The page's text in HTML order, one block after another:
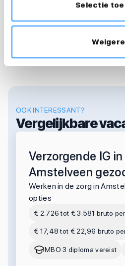
Selectie
OOK INTERESSANT?
Vergelijkbare
Verzorgende IG in
Amstelveen
Werken in de zorg in
opties
€ 2.726 tot € 3.581 bruto
€ 17,48 tot € 22,96 bruto
MBO 3 diploma vereist